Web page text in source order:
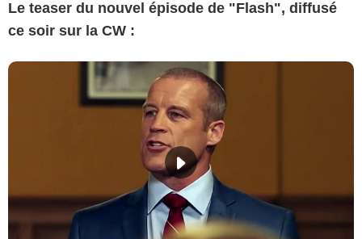
Le teaser du nouvel épisode de "Flash", diffusé
ce soir sur la CW :